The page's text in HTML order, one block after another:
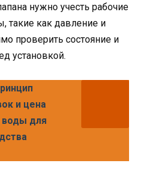
нужно учесть рабочие
такие как давление и
проверить состояние и
установкой.
и цена
воды для